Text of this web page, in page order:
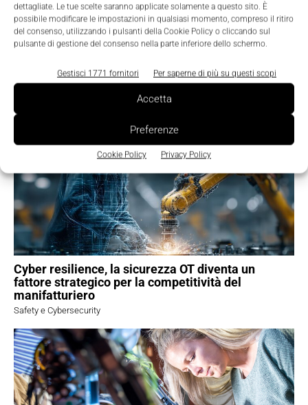
dettagliate. Le tue scelte saranno applicate solamente a questo sito. È
possibile modificare le impostazioni in qualsiasi momento, compreso il ritiro
del consenso, utilizzando i pulsanti della Cookie Policy o cliccando sul
pulsante di gestione del consenso nella parte inferiore dello schermo.
Gestisci 1771 fornitori Per saperne di più su questi scopi
Accetta
Preferenze
Cookie Policy Privacy Policy
TI POTREBBERO INTERESSARE ⇢
Cyber resilience, la sicurezza OT diventa un
fattore strategico per la competitività del
manifatturiero
Safety e Cybersecurity